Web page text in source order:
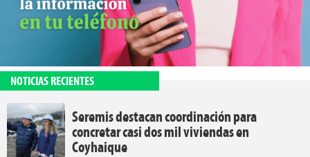
NOTICIAS RECIENTES
Seremis destacan coordinación para
concretar casi dos mil viviendas en
Coyhaique